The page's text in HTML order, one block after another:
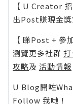
【 U Creator 招
出Post賺現金
【 睇Post + 參
瀏覽更多社群
攻略及 活動情報
U Blog開咗
Follow 我哋 ！